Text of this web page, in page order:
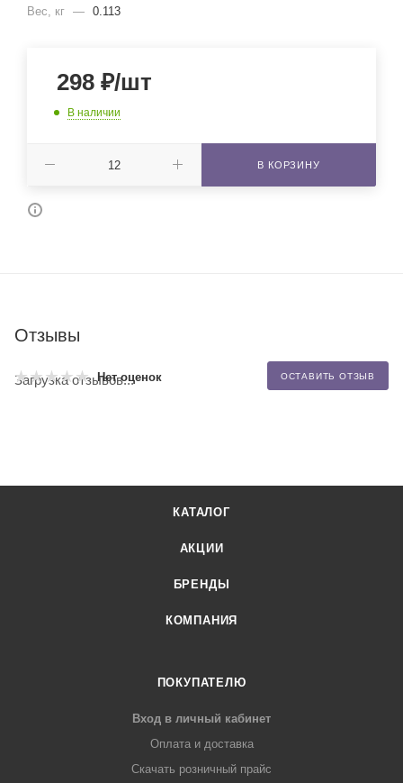
Вес, кг — 0.113
298 ₽/шт
В наличии
В КОРЗИНУ
Отзывы
Нет оценок ОСТАВИТЬ ОТЗЫВ
Загрузка отзывов...
КАТАЛОГ
АКЦИИ
БРЕНДЫ
КОМПАНИЯ
ПОКУПАТЕЛЮ
Вход в личный кабинет
Оплата и доставка
Скачать розничный прайс